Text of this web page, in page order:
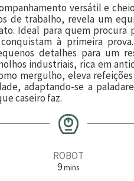
versátil e
de trabalho, revela um
Ideal para quem procura
à primeira
detalhes para um
industriais, rica em
mergulho, eleva
adaptando-se a
caseiro faz.
ROBOT
9m
mins